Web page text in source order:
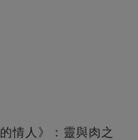
情人》：靈與肉之